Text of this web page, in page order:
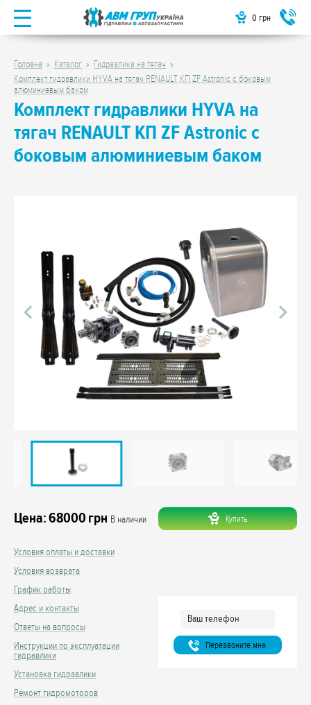
0 грн
Головна Каталог
Гидравлика на тягач
Комплект гидравлики HYVA на тягач RENAULT КП ZF Astronic с боковым
алюминиевым баком
Комплект гидравлики HYVA на
тягач RENAULT КП ZF Astronic с
боковым алюминиевым баком
Цена:68000 грн В наличии Купить
Условия оплаты и доставки
Условия возврата
График работы
Адрес и контакты
Ответы на вопросы
Инструкции по эксплуатации
гидравлики
Установка гидравлики
Ремонт гидромоторов
Перезвоните мне.